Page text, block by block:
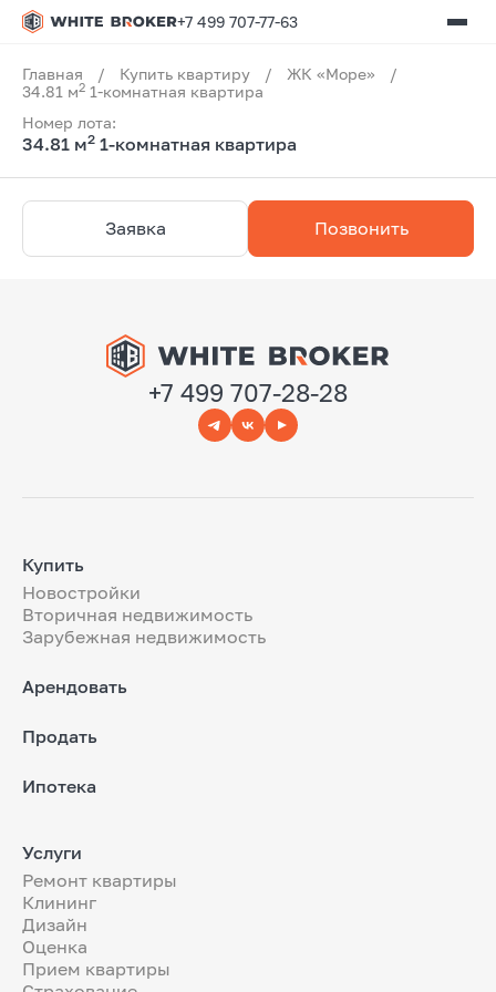
+7 499 707-77-63
Главная / Купить квартиру / ЖК «Море»
/
34.81 м2 1-комнатная квартира
Номер лота:
34.81 м2 1-комнатная квартира
Заявка Позвонить
+7 499 707-28-28
Купить
Новостройки
Вторичная недвижимость
Зарубежная недвижимость
Арендовать
Продать
Ипотека
Услуги
Ремонт квартиры
Клининг
Дизайн
Оценка
Прием квартиры